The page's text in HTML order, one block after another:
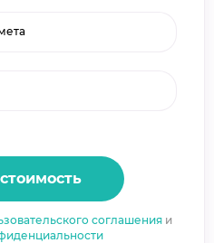
соглашенияи